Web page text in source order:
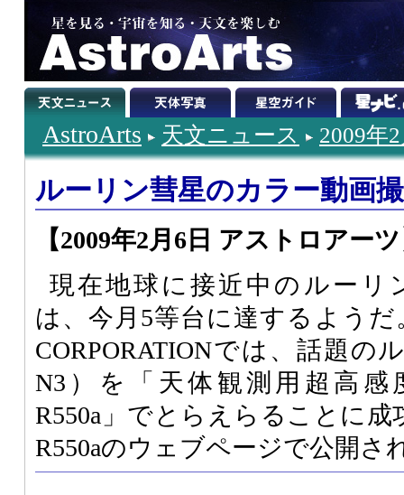
AstroArts 天文ニュース 2009年
ルーリン彗星のカラー動画
【2009年2月6日 アストロアー
現在地球に接近中のルーリ
は、今月5等台に達するようだ
CORPORATIONでは、話題の
N3）を「天体観測用超高感
R550a」でとらえらることに
R550aのウェブページで公開さ